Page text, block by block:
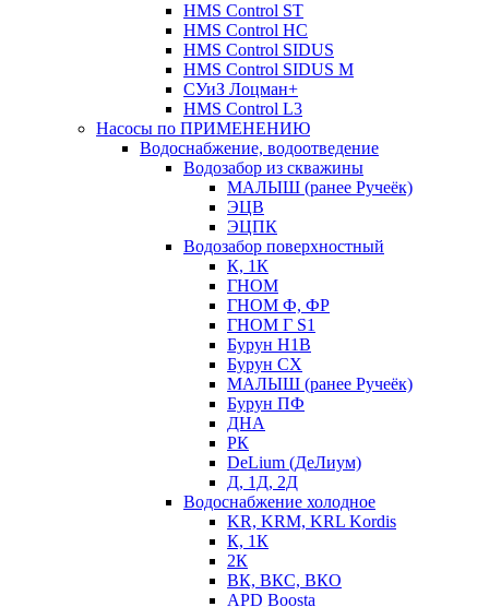
HMS Control ST
HMS Control HC
HMS Control SIDUS
HMS Control SIDUS M
СУиЗ Лоцман+
HMS Control L3
Насосы по ПРИМЕНЕНИЮ
Водоснабжение, водоотведение
Водозабор из скважины
МАЛЫШ (ранее Ручеёк)
ЭЦВ
ЭЦПК
Водозабор поверхностный
К, 1К
ГНОМ
ГНОМ Ф, ФР
ГНОМ Г S1
Бурун Н1В
Бурун СХ
МАЛЫШ (ранее Ручеёк)
Бурун ПФ
ДНА
РК
DeLium (ДеЛиум)
Д, 1Д, 2Д
Водоснабжение холодное
KR, KRM, KRL Kordis
К, 1К
2К
ВК, ВКС, ВКО
APD Boosta